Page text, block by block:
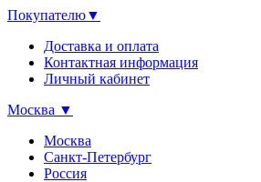
Покупателю▼
Доставка и оплата
Контактная информация
Личный кабинет
Москва ▼
Москва
Санкт-Петербург
Россия